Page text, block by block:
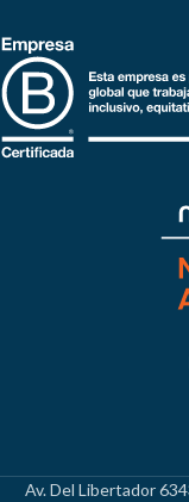
Av. Del Libertador